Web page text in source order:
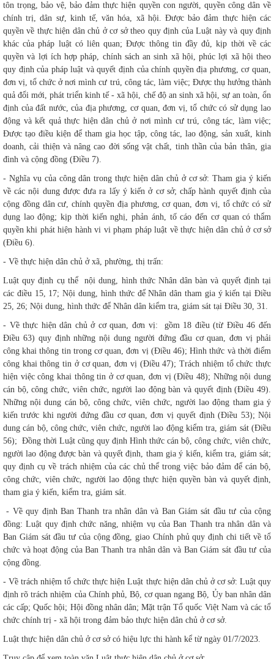
tôn trọng, bảo vệ, bảo đảm thực hiện quyền con người, quyền công dân về
chính trị, dân sự, kinh tế, văn hóa, xã hội. Được bảo đảm thực hiện các
quyền về thực hiện dân chủ ở cơ sở theo quy định của Luật này và quy định
khác của pháp luật có liên quan; Được thông tin đầy đủ, kịp thời về các
quyền và lợi ích hợp pháp, chính sách an sinh xã hội, phúc lợi xã hội theo
quy định của pháp luật và quyết định của chính quyền địa phương, cơ quan,
đơn vị, tổ chức ở nơi mình cư trú, công tác, làm việc; Được thụ hưởng thành
quả đổi mới, phát triển kinh tế - xã hội, chế độ an sinh xã hội, sự an toàn, ổn
định của đất nước, của địa phương, cơ quan, đơn vị, tổ chức có sử dụng lao
động và kết quả thực hiện dân chủ ở nơi mình cư trú, công tác, làm việc;
Được tạo điều kiện để tham gia học tập, công tác, lao động, sản xuất, kinh
doanh, cải thiện và nâng cao đời sống vật chất, tinh thần của bản thân, gia
đình và cộng đồng (Điều 7).
- Nghĩa vụ của công dân trong thực hiện dân chủ ở cơ sở: Tham gia ý kiến
về các nội dung được đưa ra lấy ý kiến ở cơ sở; chấp hành quyết định của
cộng đồng dân cư, chính quyền địa phương, cơ quan, đơn vị, tổ chức có sử
dụng lao động; kịp thời kiến nghị, phản ánh, tố cáo đến cơ quan có thẩm
quyền khi phát hiện hành vi vi phạm pháp luật về thực hiện dân chủ ở cơ sở
(Điều 6).
- Về thực hiện dân chủ ở xã, phường, thị trấn:
Luật quy định cụ thể nội dung, hình thức Nhân dân bàn và quyết định tại
các điều 15, 17; Nội dung, hình thức để Nhân dân tham gia ý kiến tại Điều
25, 26; Nội dung, hình thức để Nhân dân kiểm tra, giám sát tại Điều 30, 31.
- Về thực hiện dân chủ ở cơ quan, đơn vị: gồm 18 điều (từ Điều 46 đến
Điều 63) quy định những nội dung người đứng đầu cơ quan, đơn vị phải
công khai thông tin trong cơ quan, đơn vị (Điều 46); Hình thức và thời điểm
công khai thông tin ở cơ quan, đơn vị (Điều 47); Trách nhiệm tổ chức thực
hiện việc công khai thông tin ở cơ quan, đơn vị (Điều 48); Những nội dung
cán bộ, công chức, viên chức, người lao động bàn và quyết định (Điều 49).
Những nội dung cán bộ, công chức, viên chức, người lao động tham gia ý
kiến trước khi người đứng đầu cơ quan, đơn vị quyết định (Điều 53); Nội
dung cán bộ, công chức, viên chức, người lao động kiểm tra, giám sát (Điều
56); Đồng thời Luật cũng quy định Hình thức cán bộ, công chức, viên chức,
người lao động được bàn và quyết định, tham gia ý kiến, kiểm tra, giám sát;
quy định cụ về trách nhiệm của các chủ thể trong việc bảo đảm để cán bộ,
công chức, viên chức, người lao động thực hiện quyền bàn và quyết định,
tham gia ý kiến, kiểm tra, giám sát.
- Về quy định Ban Thanh tra nhân dân và Ban Giám sát đầu tư của cộng
đồng: Luật quy định chức năng, nhiệm vụ của Ban Thanh tra nhân dân và
Ban Giám sát đầu tư của cộng đồng, giao Chính phủ quy định chi tiết về tổ
chức và hoạt động của Ban Thanh tra nhân dân và Ban Giám sát đầu tư của
cộng đồng.
- Về trách nhiệm tổ chức thực hiện Luật thực hiện dân chủ ở cơ sở: Luật quy
định rõ trách nhiệm của Chính phủ, Bộ, cơ quan ngang Bộ, Ủy ban nhân dân
các cấp; Quốc hội; Hội đồng nhân dân; Mặt trận Tổ quốc Việt Nam và các tổ
chức chính trị - xã hội trong đảm bảo thực hiện dân chủ ở cơ sở.
Luật thực hiện dân chủ ở cơ sở có hiệu lực thi hành kể từ ngày 01/7/2023.